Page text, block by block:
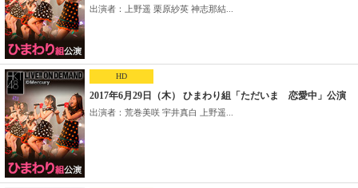
出演者：上野遥 栗原紗英 神志那結...
HD
2017年6月29日（木） ひまわり組「ただいま 恋愛中」公演
出演者：荒巻美咲 宇井真白 上野遥...